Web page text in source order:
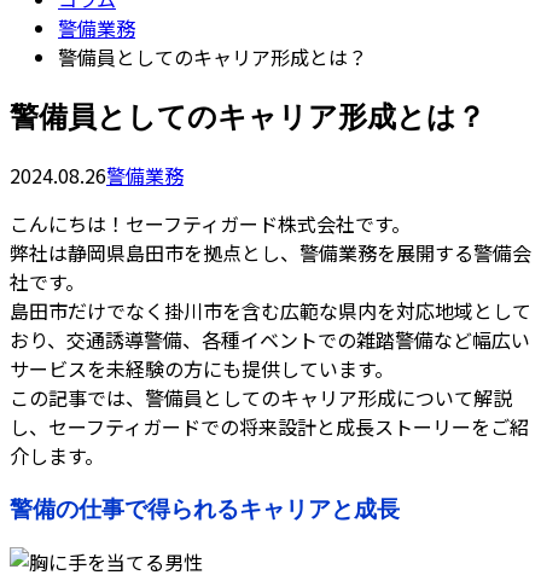
警備業務
警備員としてのキャリア形成とは？
警備員としてのキャリア形成とは？
2024.08.26警備業務
こんにちは！セーフティガード株式会社です。
弊社は静岡県島田市を拠点とし、警備業務を展開する警備会
社です。
島田市だけでなく掛川市を含む広範な県内を対応地域として
おり、交通誘導警備、各種イベントでの雑踏警備など幅広い
サービスを未経験の方にも提供しています。
この記事では、警備員としてのキャリア形成について解説
し、セーフティガードでの将来設計と成長ストーリーをご紹
介します。
警備の仕事で得られるキャリアと成長